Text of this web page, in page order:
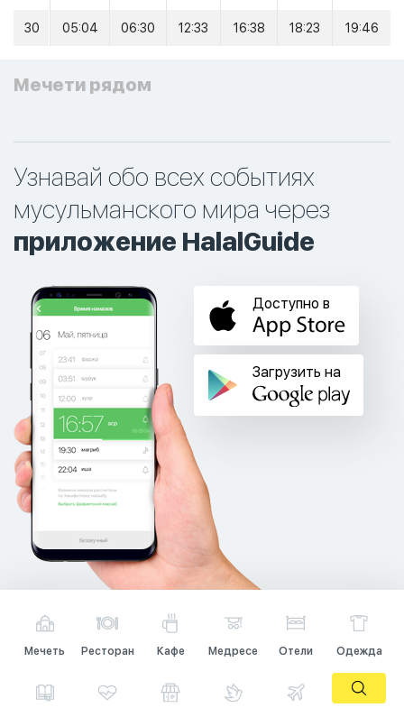
30 05:04 06:30 12:33 16:38 18:23 19:46
Мечети рядом
Узнавай обо всех событиях
мусульманского мира через
приложение HalalGuide
Доступно в
Загрузить на
Мечеть Ресторан Кафе Медресе Отели Одежда